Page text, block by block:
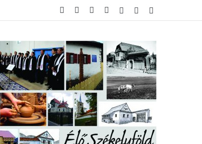
Facebook YouTubeInstagramBelépésVéletlen cikk